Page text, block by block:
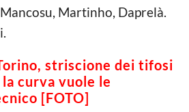
Martinho, Daprelà.
striscione dei tifosi
curva vuole le
[FOTO]